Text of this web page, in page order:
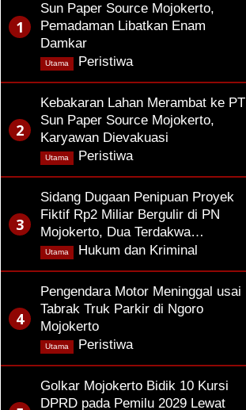
Sun Paper Source Mojokerto,
Pemadaman Libatkan Enam
Damkar
Peristiwa,
Utama
Kebakaran Lahan Merambat ke PT
Sun Paper Source Mojokerto,
Karyawan Dievakuasi
Peristiwa,
Utama
Sidang Dugaan Penipuan Proyek
Fiktif Rp2 Miliar Bergulir di PN
Mojokerto, Dua Terdakwa…
Hukum dan Kriminal
Utama
Pengendara Motor Meninggal usai
Tabrak Truk Parkir di Ngoro
Mojokerto
Peristiwa,
Utama
Golkar Mojokerto Bidik 10 Kursi
DPRD pada Pemilu 2029 Lewat